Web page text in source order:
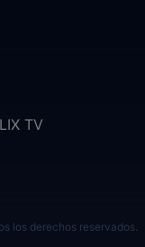
TV
los derechos reservados.